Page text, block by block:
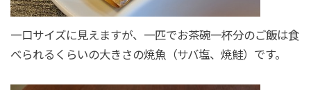
一口サイズに見えますが、一匹でお茶碗一杯分のご飯は食
べられるくらいの大きさの焼魚（サバ塩、焼鮭）です。